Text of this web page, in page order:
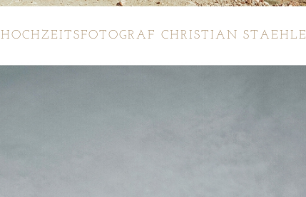
HOCHZEITSFOTOGRAF CHRISTIAN STAEHLE